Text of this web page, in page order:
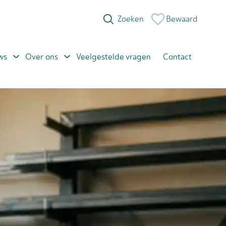
Bewaard
Over ons Veelgestelde vragen Contact